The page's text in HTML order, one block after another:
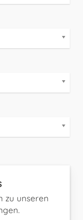
zu unseren